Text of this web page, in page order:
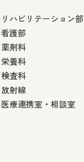
リハビリテーション部
看護部
薬剤科
栄養科
検査科
放射線
医療連携室・相談室